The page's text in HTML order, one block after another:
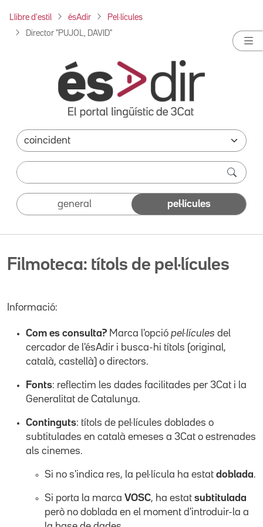
Llibre d'estil ésAdir Pel·lícules
Director "PUJOL, DAVID"
general pel·lícules
Filmoteca: títols de pel·lícules
Informació:
Com es consulta? Marca l'opció pel·lícules del
cercador de l'ésAdir i busca-hi títols (original,
català, castellà) o directors.
Fonts: reflectim les dades facilitades per 3Cat i la
Generalitat de Catalunya.
Continguts: títols de pel·lícules doblades o
subtitulades en català emeses a 3Cat o estrenades
als cinemes.
Si no s'indica res, la pel·lícula ha estat doblada.
Si porta la marca VOSC, ha estat subtitulada
però no doblada en el moment d'introduir-la a